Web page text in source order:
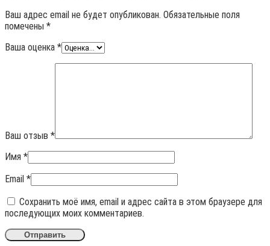
Ваш адрес email не будет опубликован. Обязательные поля
помечены *
Ваша оценка *
Ваш отзыв *
Имя *
Email *
Сохранить моё имя, email и адрес сайта в этом браузере для
последующих моих комментариев.